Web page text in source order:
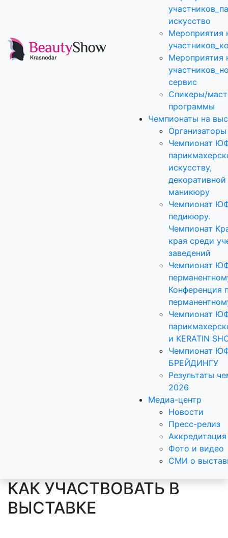
искусство
Мероприятия
Мероприятия
сервис
Спикеры/
программы
Чемпионаты на
Организаторы
Чемпионат
искусству,
маникюру
Чемпионат
педикюру.
Чемпионат
края среди
заведений
Чемпионат
Конференция
Чемпионат
и KERATIN
Чемпионат
БРЕЙДИНГУ
Результаты
2026
Медиа-центр
Новости
Пресс-релиз
Фото и видео
СМИ о
КАК УЧАСТВОВАТЬ В
ВЫСТАВКЕ